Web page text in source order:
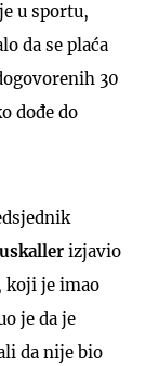
u sportu,
da se plaća
30
dođe do
izjavio
koji je imao
je da je
da nije bio